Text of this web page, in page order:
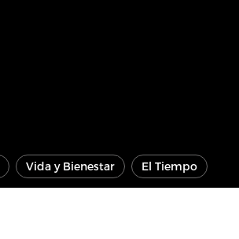
Vida y Bienestar El Tiempo